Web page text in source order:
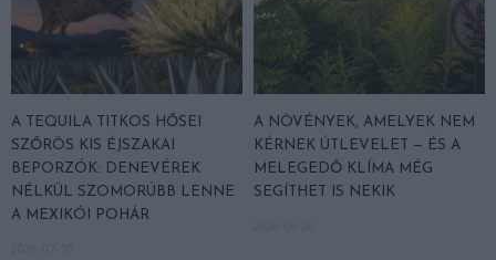
A TEQUILA TITKOS HŐSEI
SZŐRÖS KIS ÉJSZAKAI
BEPORZÓK: DENEVÉREK
NÉLKÜL SZOMORÚBB LENNE
A MEXIKÓI POHÁR
A NÖVÉNYEK, AMELYEK NEM
KÉRNEK ÚTLEVELET — ÉS A
MELEGEDŐ KLÍMA MÉG
SEGÍTHET IS NEKIK